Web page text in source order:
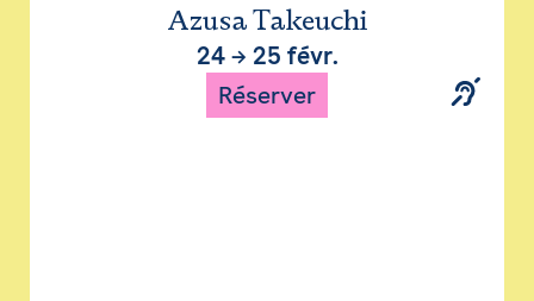
Azusa Takeuchi
24→ 25 févr.
Réserver